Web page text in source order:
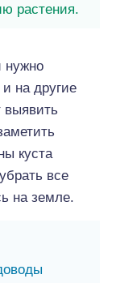
растения.
нужно
на другие
выявить
куста
все
на земле.